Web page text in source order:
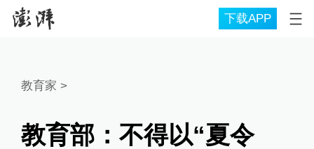
下载APP
教育家 >
教育部：不得以“夏令